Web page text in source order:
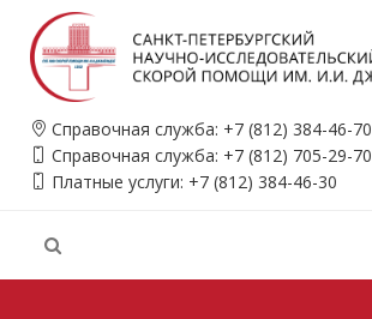
Справочная служба: +7 (812) 384-46-70
Справочная служба: +7 (812) 705-29-70
Платные услуги: +7 (812) 384-46-30